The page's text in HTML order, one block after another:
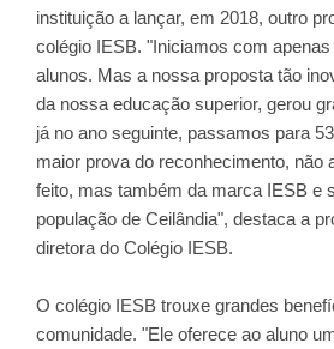
instituição a lançar, em 2018, outro
colégio IESB. "Iniciamos com
alunos. Mas a nossa proposta tão
da nossa educação superior, gerou
já no ano seguinte, passamos para
maior prova do reconhecimento, não
feito, mas também da marca IESB e
população de Ceilândia", destaca a
diretora do Colégio IESB.
O colégio IESB trouxe grandes
comunidade. "Ele oferece ao aluno